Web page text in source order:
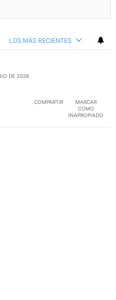
LOS MÁS RECIENTES
DE 2026
COMPARTIR
MARCAR
COMO
INAPROPIADO